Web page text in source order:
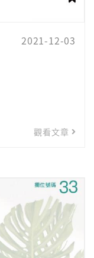
2021-12-03
觀看文章